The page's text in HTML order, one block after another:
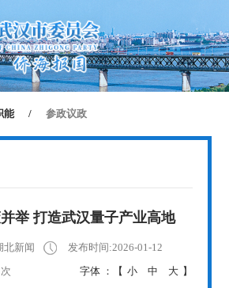
能 / 参政议政
举 打造武汉量子产业高地
北新闻
发布时间:2026-01-12
字体 ：【 小 中 大 】